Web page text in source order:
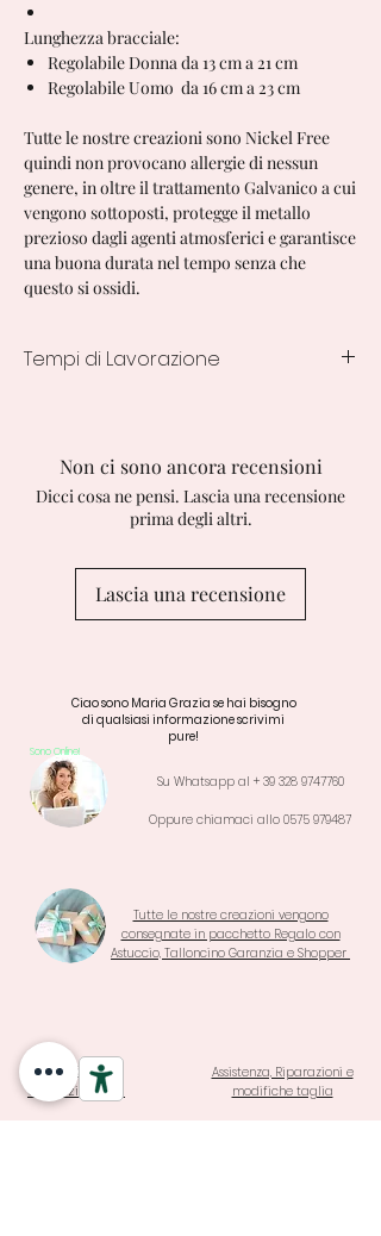
Lunghezza bracciale:
Regolabile Donna da 13 cm a 21 cm
Regolabile Uomo da 16 cm a 23 cm
Tutte le nostre creazioni sono Nickel Free
quindi non provocano allergie di nessun
genere, in oltre il trattamento Galvanico a cui
vengono sottoposti, protegge il metallo
prezioso dagli agenti atmosferici e garantisce
una buona durata nel tempo senza che
questo si ossidi.
Tempi di Lavorazione
Non ci sono ancora recensioni
Dicci cosa ne pensi. Lascia una recensione
prima degli altri.
Lascia una recensione
Ciao sono Maria Grazia se hai bisogno
di qualsiasi informazione scrivimi
pure!
Sono Online!
Su Whatsapp al + 39 328 9747760
Oppure chiamaci allo 0575 979487
Tutte le nostre creazioni vengono
consegnate in pacchetto Regalo con
Astuccio, Talloncino Garanzia e Shopper
Termini di
Garanzia e Resi
Assistenza, Riparazioni e
modifiche taglia